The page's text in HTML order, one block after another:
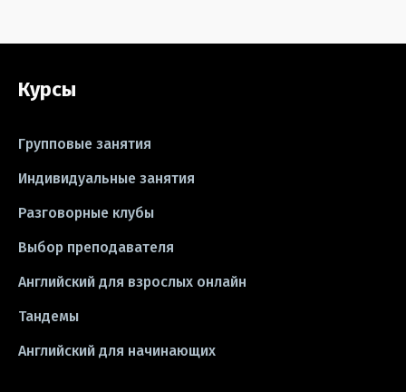
#grammar #writing #упражнения
#песни
#школа #игры
#CV #резюме
#idioms #эссе
Курсы
Групповые занятия
Индивидуальные занятия
Разговорные клубы
Выбор преподавателя
Английский для взрослых онлайн
Тандемы
Английский для начинающих